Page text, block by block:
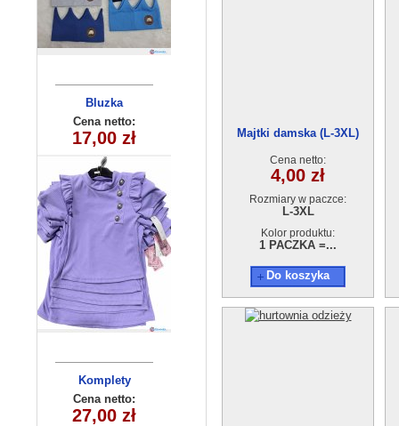
Bluzka
dziecieca
(6-16）6szt
Cena netto:
17,00 zł
Komplety
dziecięce (5-8
) 4szt
Cena netto:
27,00 zł
Komplet
dziewczęcy
(3-10) 5szt
Cena netto:
20,00 zł
Komplet
chlopiecy 5567
(3-6) 4szt
Cena netto:
17,00 zł
Majtki damska (L-3XL)
Cena netto:
4,00 zł
Rozmiary w paczce:
L-3XL
Kolor produktu:
1 PACZKA =...
Do koszyka